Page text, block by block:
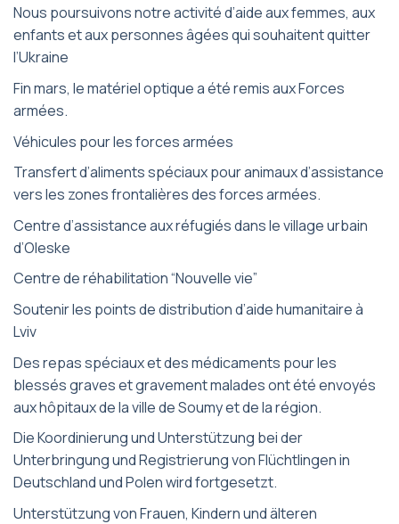
Nous poursuivons notre activité d’aide aux femmes, aux
enfants et aux personnes âgées qui souhaitent quitter
l’Ukraine
Fin mars, le matériel optique a été remis aux Forces
armées.
Véhicules pour les forces armées
Transfert d’aliments spéciaux pour animaux d’assistance
vers les zones frontalières des forces armées.
Centre d’assistance aux réfugiés dans le village urbain
d’Oleske
Centre de réhabilitation “Nouvelle vie”
Soutenir les points de distribution d’aide humanitaire à
Lviv
Des repas spéciaux et des médicaments pour les
blessés graves et gravement malades ont été envoyés
aux hôpitaux de la ville de Soumy et de la région.
Die Koordinierung und Unterstützung bei der
Unterbringung und Registrierung von Flüchtlingen in
Deutschland und Polen wird fortgesetzt.
Unterstützung von Frauen, Kindern und älteren